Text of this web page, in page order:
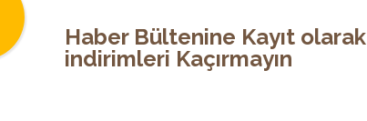
Haber Bültenine Kayıt olarak
indirimleri Kaçırmayın